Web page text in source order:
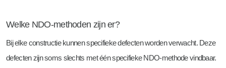
Welke NDO-methoden zijn er?
Bij elke constructie kunnen specifieke defecten worden verwacht. Deze
defecten zijn soms slechts met één specifieke NDO-methode vindbaar.